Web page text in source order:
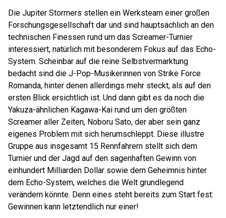
Die Jupiter Stormers stellen ein Werksteam einer großen
Forschungsgesellschaft dar und sind hauptsächlich an den
technischen Finessen rund um das Screamer-Turnier
interessiert, natürlich mit besonderem Fokus auf das Echo-
System. Scheinbar auf die reine Selbstvermarktung
bedacht sind die J-Pop-Musikerinnen von Strike Force
Romanda, hinter denen allerdings mehr steckt, als auf den
ersten Blick ersichtlich ist. Und dann gibt es da noch die
Yakuza-ähnlichen Kagawa-Kai rund um den größten
Screamer aller Zeiten, Noboru Sato, der aber sein ganz
eigenes Problem mit sich herumschleppt. Diese illustre
Gruppe aus insgesamt 15 Rennfahrern stellt sich dem
Turnier und der Jagd auf den sagenhaften Gewinn von
einhundert Milliarden Dollar sowie dem Geheimnis hinter
dem Echo-System, welches die Welt grundlegend
verändern könnte. Denn eines steht bereits zum Start fest:
Gewinnen kann letztendlich nur einer!